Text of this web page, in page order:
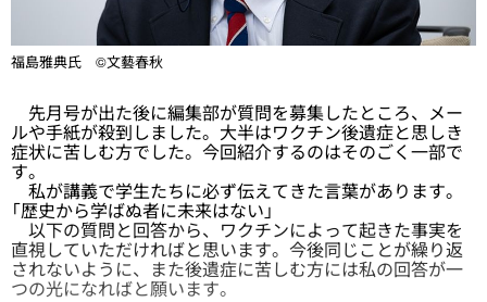
福島雅典氏 ©文藝春秋
先月号が出た後に編集部が質問を募集したところ、メー
ルや手紙が殺到しました。大半はワクチン後遺症と思しき
症状に苦しむ方でした。今回紹介するのはそのごく一部で
す。
私が講義で学生たちに必ず伝えてきた言葉があります。
「歴史から学ばぬ者に未来はない」
以下の質問と回答から、ワクチンによって起きた事実を
直視していただければと思います。今後同じことが繰り返
されないように、また後遺症に苦しむ方には私の回答が一
つの光になればと願います。